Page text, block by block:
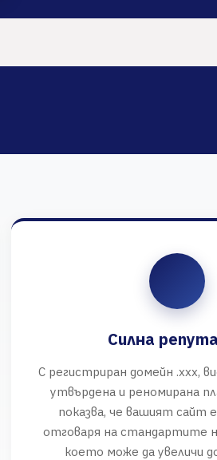
Силна
С регистриран домейн .xxx,
утвърдена и реномирана
показва, че вашият сайт
отговаря на стандартите
което може да увеличи